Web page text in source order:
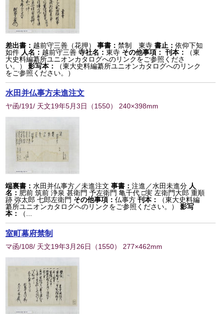
差出書： 越前守三善（花押） 事書：禁制 東寺書止：依仰下知
如件 人名： 越前守三善 寺社名：東寺 その他事項： 刊本：
（東
大史料編纂所ユニオンカタログへのリンクをご参照くださ
い。）
影写本：
（東大史料編纂所ユニオンカタログへのリンク
をご参照ください。）
水田并仏事方未進注文
ヤ函/191/ 天文19年5月3日 （1550） 240×398mm
端裏書：水田并仏事方／未進注文 事書：注進／水田未進分 人
名： 肥前 筑前 浄泉 甚衛門 予左衛門 亀千代 □実 左衛門大郎 重順
跡 弥太郎 七郎左衛門 その他事項：仏事方刊本：
（東大史料編
纂所ユニオンカタログへのリンクをご参照ください。）
影写
本：
（...
室町幕府禁制
マ函/108/ 天文19年3月26日 （1550） 277×462mm